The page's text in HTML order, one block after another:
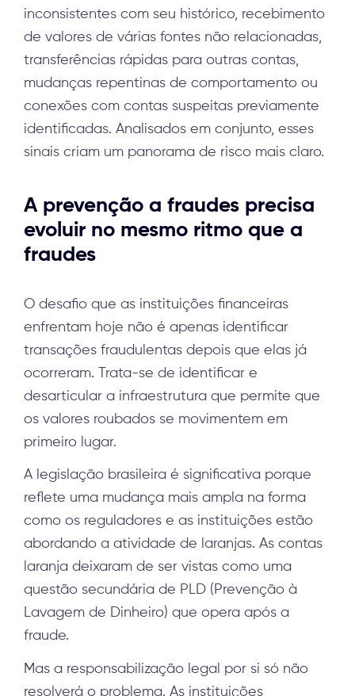
inconsistentes com seu histórico, recebimento
de valores de várias fontes não relacionadas,
transferências rápidas para outras contas,
mudanças repentinas de comportamento ou
conexões com contas suspeitas previamente
identificadas. Analisados em conjunto, esses
sinais criam um panorama de risco mais claro.
A prevenção a fraudes precisa
evoluir no mesmo ritmo que a
fraudes
O desafio que as instituições financeiras
enfrentam hoje não é apenas identificar
transações fraudulentas depois que elas já
ocorreram. Trata-se de identificar e
desarticular a infraestrutura que permite que
os valores roubados se movimentem em
primeiro lugar.
A legislação brasileira é significativa porque
reflete uma mudança mais ampla na forma
como os reguladores e as instituições estão
abordando a atividade de laranjas. As contas
laranja deixaram de ser vistas como uma
questão secundária de PLD (Prevenção à
Lavagem de Dinheiro) que opera após a
fraude.
Mas a responsabilização legal por si só não
resolverá o problema. As instituições